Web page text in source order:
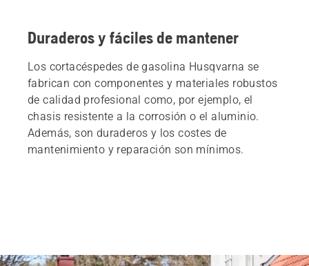
Duraderos y fáciles de mantener
Los cortacéspedes de gasolina Husqvarna se
fabrican con componentes y materiales robustos
de calidad profesional como, por ejemplo, el
chasis resistente a la corrosión o el aluminio.
Además, son duraderos y los costes de
mantenimiento y reparación son mínimos.